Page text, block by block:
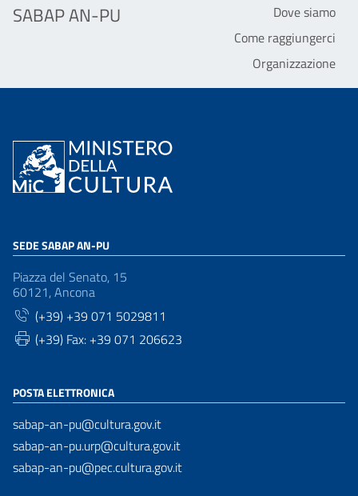
SABAP AN-PU
Dove siamo
Come raggiungerci
Organizzazione
SEDE SABAP AN-PU
Piazza del Senato, 15
60121, Ancona
(+39) +39 071 5029811
(+39) Fax: +39 071 206623
POSTA ELETTRONICA
sabap-an-pu@cultura.gov.it
sabap-an-pu.urp@cultura.gov.it
sabap-an-pu@pec.cultura.gov.it